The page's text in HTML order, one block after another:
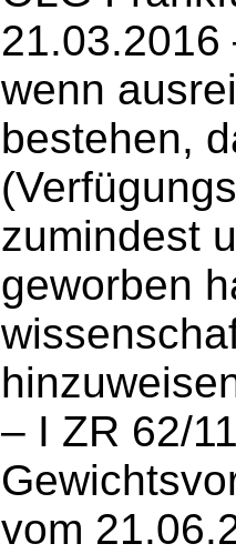
21.03.2016
wenn
bestehen,
zumindest
geworben
– I ZR 62/
vom